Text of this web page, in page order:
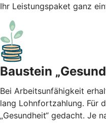
Ihr Leistungspaket ganz
Baustein
Bei Arbeitsunfähigkeit
lang Lohnfortzahlung. Für
„Gesundheit“ gedacht. Je